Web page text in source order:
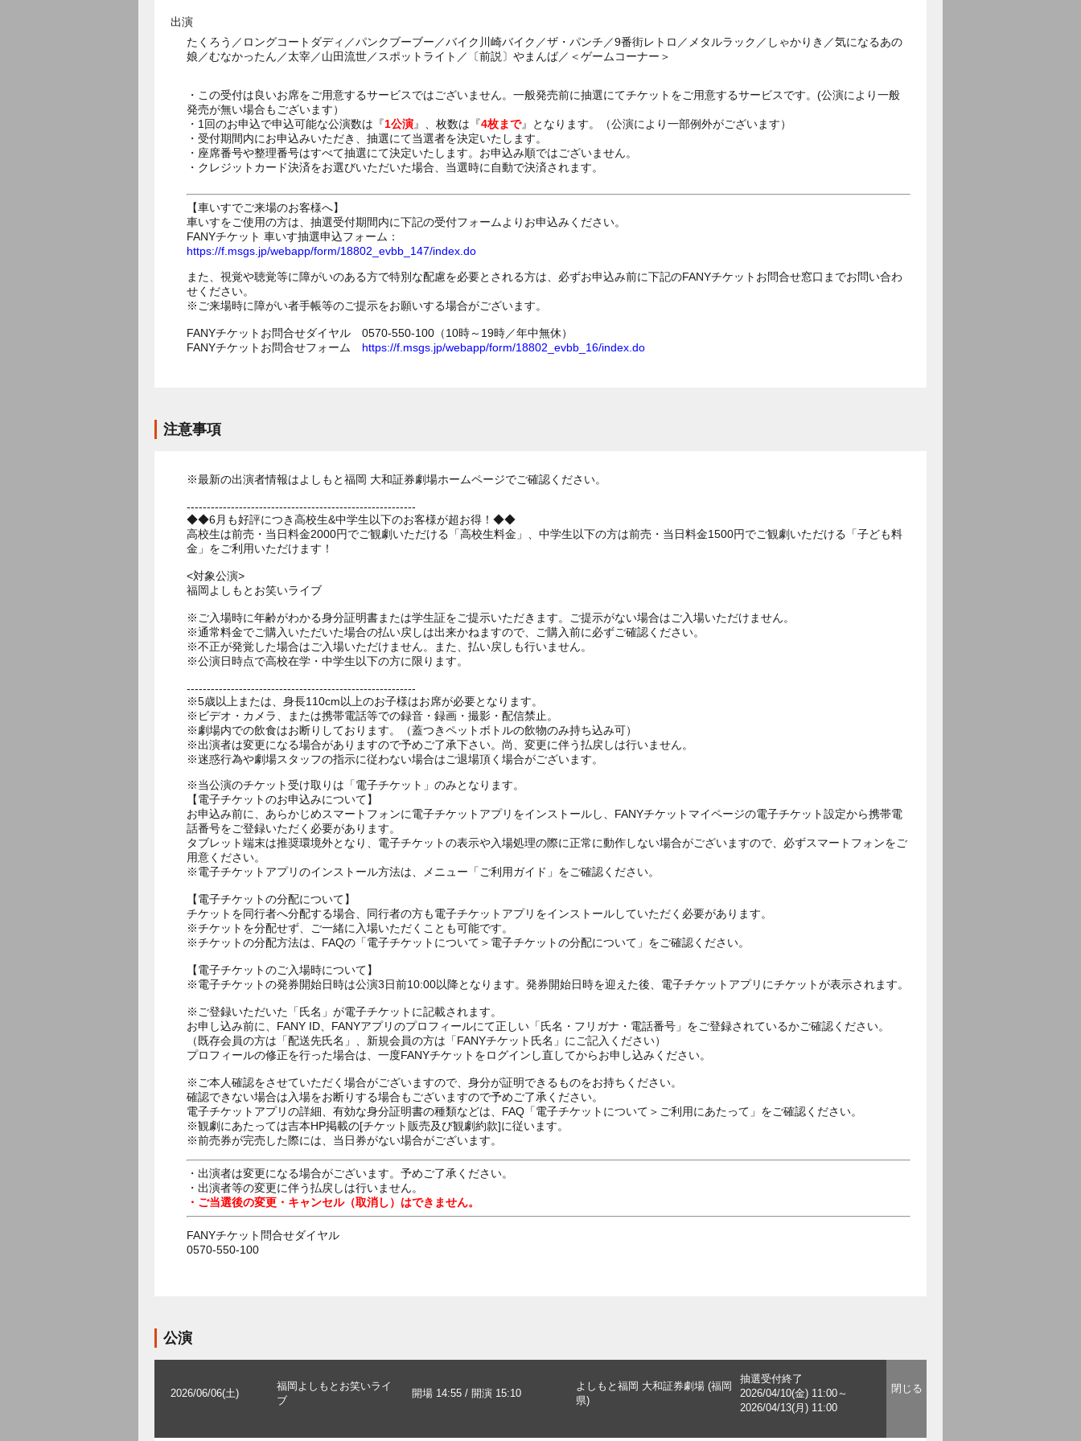
出演
たくろう／ロングコートダディ／パンクブーブー／バイク川崎バイク／ザ・パンチ／9番街レトロ／メタルラック／しゃかりき／気になるあの
娘／むなかったん／太宰／山田流世／スポットライト／〔前説〕やまんば／＜ゲームコーナー＞
・この受付は良いお席をご用意するサービスではございません。一般発売前に抽選にてチケットをご用意するサービスです。(公演により一般
発売が無い場合もございます）
・1回のお申込で申込可能な公演数は『1公演』、枚数は『4枚まで』となります。（公演により一部例外がございます）
・受付期間内にお申込みいただき、抽選にて当選者を決定いたします。
・座席番号や整理番号はすべて抽選にて決定いたします。お申込み順ではございません。
・クレジットカード決済をお選びいただいた場合、当選時に自動で決済されます。
【車いすでご来場のお客様へ】
車いすをご使用の方は、抽選受付期間内に下記の受付フォームよりお申込みください。
FANYチケット 車いす抽選申込フォーム：
https://f.msgs.jp/webapp/form/18802_evbb_147/index.do
また、視覚や聴覚等に障がいのある方で特別な配慮を必要とされる方は、必ずお申込み前に下記のFANYチケットお問合せ窓口までお問い合わ
せください。
※ご来場時に障がい者手帳等のご提示をお願いする場合がございます。
FANYチケットお問合せダイヤル 0570-550-100（10時～19時／年中無休）
FANYチケットお問合せフォーム https://f.msgs.jp/webapp/form/18802_evbb_16/index.do
注意事項
※最新の出演者情報はよしもと福岡 大和証券劇場ホームページでご確認ください。
---------------------------------------------------------
◆◆6月も好評につき高校生&中学生以下のお客様が超お得！◆◆
高校生は前売・当日料金2000円でご観劇いただける「高校生料金」、中学生以下の方は前売・当日料金1500円でご観劇いただける「子ども料
金」をご利用いただけます！
<対象公演>
福岡よしもとお笑いライブ
※ご入場時に年齢がわかる身分証明書または学生証をご提示いただきます。ご提示がない場合はご入場いただけません。
※通常料金でご購入いただいた場合の払い戻しは出来かねますので、ご購入前に必ずご確認ください。
※不正が発覚した場合はご入場いただけません。また、払い戻しも行いません。
※公演日時点で高校在学・中学生以下の方に限ります。
---------------------------------------------------------
※5歳以上または、身長110cm以上のお子様はお席が必要となります。
※ビデオ・カメラ、または携帯電話等での録音・録画・撮影・配信禁止。
※劇場内での飲食はお断りしております。（蓋つきペットボトルの飲物のみ持ち込み可）
※出演者は変更になる場合がありますので予めご了承下さい。尚、変更に伴う払戻しは行いません。
※当公演のチケット受け取りは「電子チケット」のみとなります。
【電子チケットのお申込みについて】
お申込み前に、あらかじめスマートフォンに電子チケットアプリをインストールし、FANYチケットマイページの電子チケット設定から携帯電
話番号をご登録いただく必要があります。
タブレット端末は推奨環境外となり、電子チケットの表示や入場処理の際に正常に動作しない場合がございますので、必ずスマートフォンをご
用意ください。
※電子チケットアプリのインストール方法は、メニュー「ご利用ガイド」をご確認ください。
【電子チケットの分配について】
チケットを同行者へ分配する場合、同行者の方も電子チケットアプリをインストールしていただく必要があります。
※チケットを分配せず、ご一緒に入場いただくことも可能です。
※チケットの分配方法は、FAQの「電子チケットについて＞電子チケットの分配について」をご確認ください。
【電子チケットのご入場時について】
※電子チケットの発券開始日時は公演3日前10:00以降となります。発券開始日時を迎えた後、電子チケットアプリにチケットが表示されます。
※ご登録いただいた「氏名」が電子チケットに記載されます。
お申し込み前に、FANY ID、FANYアプリのプロフィールにて正しい「氏名・フリガナ・電話番号」をご登録されているかご確認ください。
（既存会員の方は「配送先氏名」、新規会員の方は「FANYチケット氏名」にご記入ください）
プロフィールの修正を行った場合は、一度FANYチケットをログインし直してからお申し込みください。
※ご本人確認をさせていただく場合がございますので、身分が証明できるものをお持ちください。
確認できない場合は入場をお断りする場合もございますので予めご了承ください。
電子チケットアプリの詳細、有効な身分証明書の種類などは、FAQ「電子チケットについて＞ご利用にあたって」をご確認ください。
※観劇にあたっては吉本HP掲載の[チケット販売及び観劇約款]に従います。
※前売券が完売した際には、当日券がない場合がございます。
・出演者は変更になる場合がございます。予めご了承ください。
・出演者等の変更に伴う払戻しは行いません。
・ご当選後の変更・キャンセル（取消し）はできません。
FANYチケット問合せダイヤル
0570-550-100
公演
2026/06/06(土)
福岡よしもとお笑いライ
ブ
開場 14:55 / 開演 15:10
よしもと福岡 大和証券劇場 (福岡
県)
抽選受付終了
2026/04/10(金) 11:00～
2026/04/13(月) 11:00